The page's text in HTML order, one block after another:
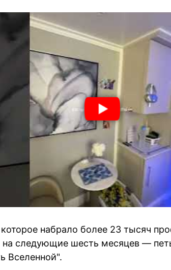
набрало более 23 тысяч
следующие шесть месяцев —
Вселенной".